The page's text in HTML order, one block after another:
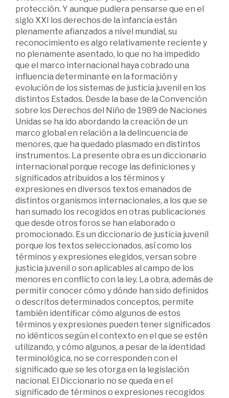
protección. Y aunque pudiera pensarse que en el
siglo XXI los derechos de la infancia están
plenamente afianzados a nivel mundial, su
reconocimiento es algo relativamente reciente y
no plenamente asentado, lo que no ha impedido
que el marco internacional haya cobrado una
influencia determinante en la formación y
evolución de los sistemas de justicia juvenil en los
distintos Estados. Desde la base de la Convención
sobre los Derechos del Niño de 1989 de Naciones
Unidas se ha ido abordando la creación de un
marco global en relación a la delincuencia de
menores, que ha quedado plasmado en distintos
instrumentos. La presente obra es un diccionario
internacional porque recoge las definiciones y
significados atribuidos a los términos y
expresiones en diversos textos emanados de
distintos organismos internacionales, a los que se
han sumado los recogidos en otras publicaciones
que desde otros foros se han elaborado o
promocionado. Es un diccionario de justicia juvenil
porque los textos seleccionados, así como los
términos y expresiones elegidos, versan sobre
justicia juvenil o son aplicables al campo de los
menores en conflicto con la ley. La obra, además de
permitir conocer cómo y dónde han sido definidos
o descritos determinados conceptos, permite
también identificar cómo algunos de estos
términos y expresiones pueden tener significados
no idénticos según el contexto en el que se estén
utilizando, y cómo algunos, a pesar de la identidad
terminológica, no se corresponden con el
significado que se les otorga en la legislación
nacional. El Diccionario no se queda en el
significado de términos o expresiones recogidos